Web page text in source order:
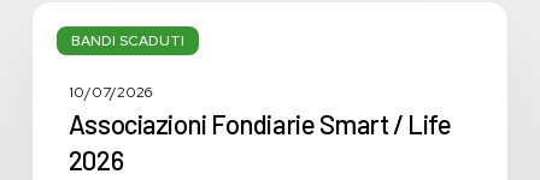
BANDI SCADUTI
Fondiarie
2026
10/07/2026
Associazioni Fondiarie Smart / Life
2026